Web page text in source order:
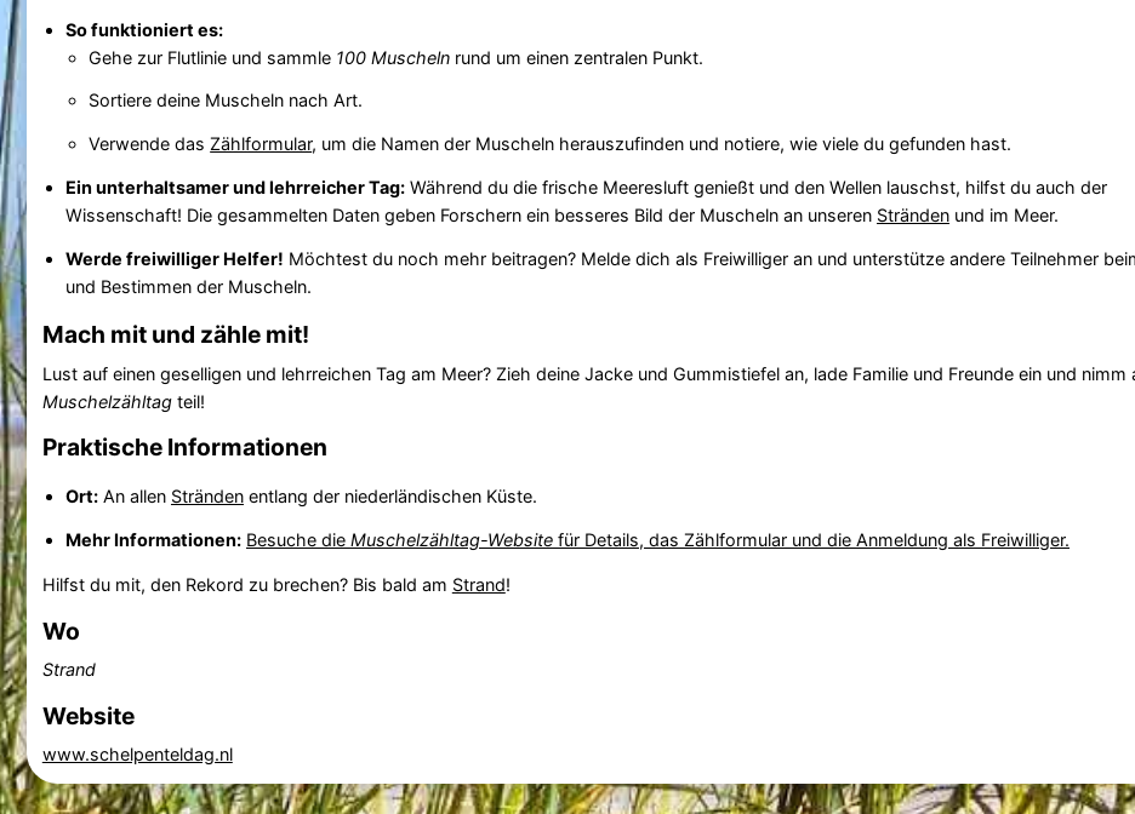
So funktioniert es:
Gehe zur Flutlinie und sammle 100 Muscheln rund um einen zentralen Punkt.
Sortiere deine Muscheln nach Art.
Verwende dasZählformular, um die Namen der Muscheln herauszufinden und notiere, wie viele du gefunden hast.
Ein unterhaltsamer und lehrreicher Tag:Während du die frische Meeresluft genießt und den Wellen lauschst, hilfst du auch der
Wissenschaft! Die gesammelten Daten geben Forschern ein besseres Bild der Muscheln an unseren Strändenund im Meer.
Werde freiwilliger Helfer! Möchtest du noch mehr beitragen? Melde dich als Freiwilliger an und unterstütze andere Teilnehmer
und Bestimmen der Muscheln.
Mach mit und zähle mit!
Lust auf einen geselligen und lehrreichen Tag am Meer? Zieh deine Jacke und Gummistiefel an, lade Familie und Freunde ein und nimm
Muschelzähltagteil!
Praktische Informationen
Ort:An allen Strändenentlang der niederländischen Küste.
Mehr Informationen: Besuche die Muschelzähltag-Websitefür Details, das Zählformular und die Anmeldung als Freiwilliger.
Hilfst du mit, den Rekord zu brechen? Bis bald am Strand!
Wo
Strand
Website
www.schelpenteldag.nl